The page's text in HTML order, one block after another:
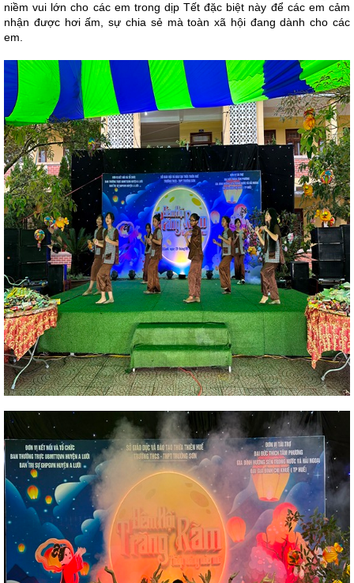
niềm vui lớn cho các em trong dịp Tết đặc biệt này để các em cảm
nhận được hơi ấm, sự chia sẻ mà toàn xã hội đang dành cho các
em.